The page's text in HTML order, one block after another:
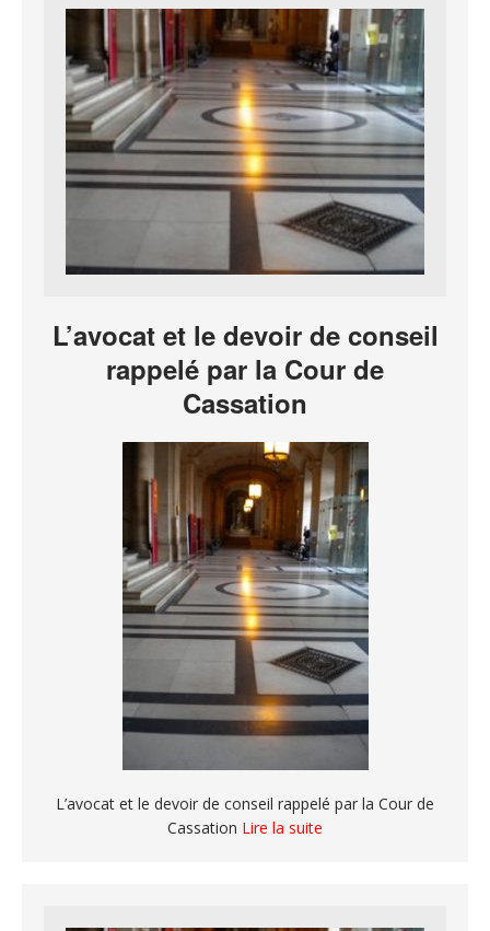
L’avocat et le devoir de conseil
rappelé par la Cour de
Cassation
L’avocat et le devoir de conseil rappelé par la Cour de
Cassation Lire la suite